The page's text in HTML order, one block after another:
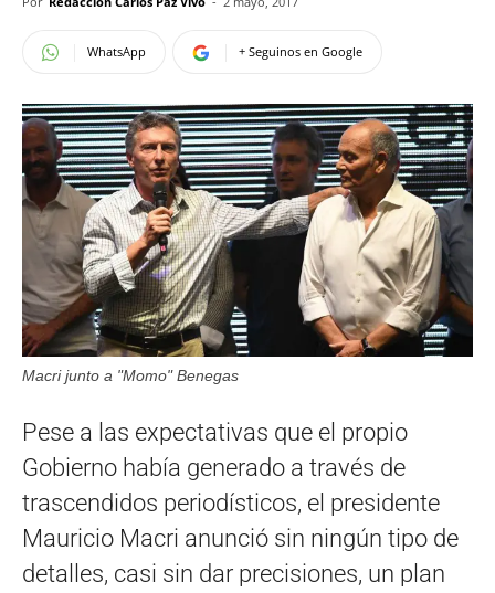
WhatsApp + Seguinos en Google
Macri junto a "Momo" Benegas
Pese a las expectativas que el propio
Gobierno había generado a través de
trascendidos periodísticos, el presidente
Mauricio Macri anunció sin ningún tipo de
detalles, casi sin dar precisiones, un plan